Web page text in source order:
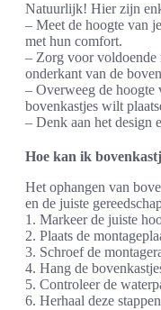
Natuurlijk! Hier zijn
– Meet de hoogte van
met hun comfort.
– Zorg voor voldoende
onderkant van de
– Overweeg de hoogte
bovenkastjes wilt
– Denk aan het design
Hoe kan ik
Het ophangen van
en de juiste
1. Markeer de juiste
2. Plaats de
3. Schroef de
4. Hang de
5. Controleer de
6. Herhaal deze